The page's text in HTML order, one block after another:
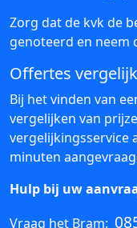
Zorg dat de kvk de
genoteerd en neem
Offertes
Bij het vinden van
vergelijken van
vergelijkingsservice
minuten
Hulp bij uw
Vraag het Bram: